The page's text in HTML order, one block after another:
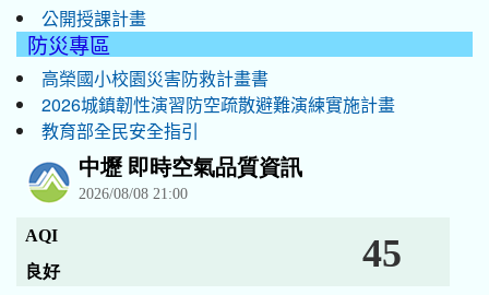
公開授課計畫
防災專區
高榮國小校園災害防救計畫書
2026城鎮韌性演習防空疏散避難演練實施計畫
教育部全民安全指引